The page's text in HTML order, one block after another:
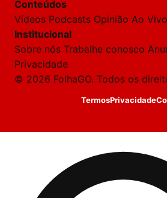
você
Laura
Oi!
👋
Bom
Conteúdos
Vídeos Podcasts Opinião Ao Vivo
Institucional
Sobre nós Trabalhe conosco
Privacidade
© 2026 FolhaGO. Todos os
TermosPrivacidade